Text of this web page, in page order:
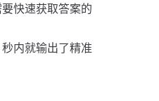
快速获取答案的
内就输出了精准